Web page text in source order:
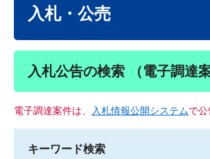
入札・公売
入札公告の検索 （電子調達
電子調達案件は、 入札情報公開システムで
キーワード検索